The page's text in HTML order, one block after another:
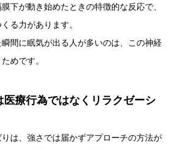
下が動き始めたときの特徴的な反応で、
る力があります。
間に眠気が出る人が多いのは、この神経
めです。
療行為ではなくリラクゼーシ
は、強さでは届かずアプローチの方法が